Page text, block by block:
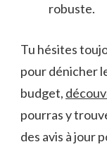
robuste.
Tu hésites
pour dénicher
budget,
pourras y
des avis à jour